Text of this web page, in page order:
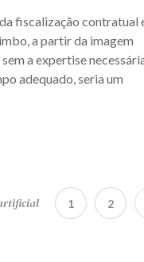
fiscalização contratual
a partir da imagem
a expertise
adequado, seria um
1 2